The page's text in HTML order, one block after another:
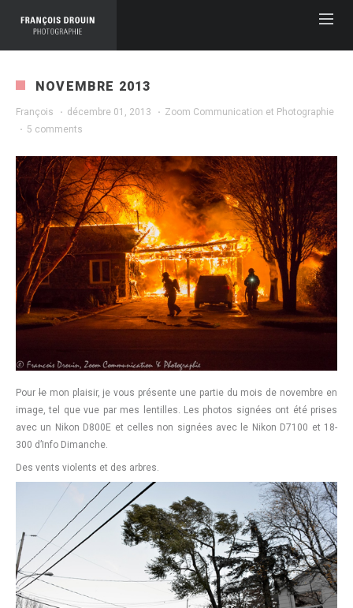
NOVEMBRE 2013
François · décembre 01, 2013 · Zoom Communication et Photographie
· 5 comments
Pour lemon plaisir, je vous présente une partie du mois de novembre en
image, tel que vue par mes lentilles. Les photos signées ont été prises
avec un Nikon D800E et celles non signées avec le Nikon D7100 et 18-
300 d’Info Dimanche.
Des vents violents et des arbres.